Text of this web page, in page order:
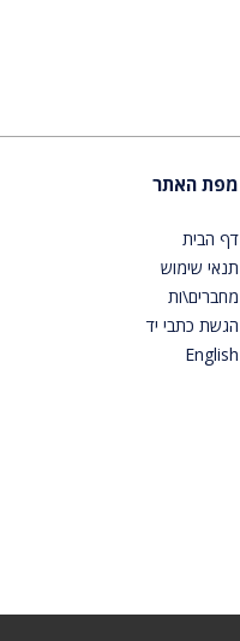
מפת האתר
דף הבית
תנאי שימוש
מחברים\ות
הגשת כתבי יד
English